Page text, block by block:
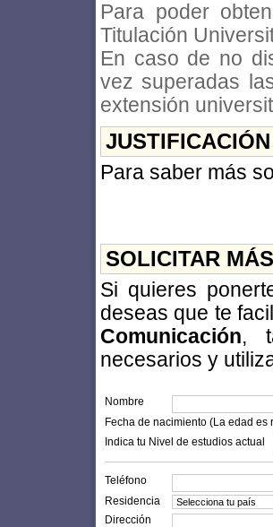
Para poder
Titulación
En caso de no
vez superadas
extensión
Para saber más
SOLICITAR
Si quieres
deseas que te
Comunicación,
necesarios y
Nombre
Fecha de nacimiento (La edad es
Indica tu Nivel de estudios actual
Teléfono
Residencia
Dirección